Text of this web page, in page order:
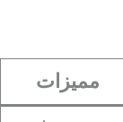
مميزات